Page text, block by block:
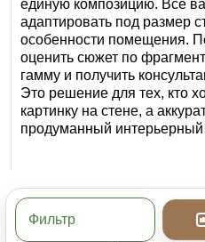
единую композицию. Все
адаптировать под размер
особенности помещения.
оценить сюжет по
гамму и получить
Это решение для тех, кто
картинку на стене, а
продуманный интерьерный
Фильтр